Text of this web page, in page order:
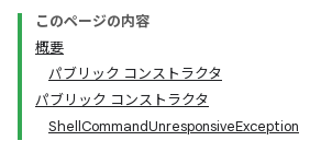
このページの内容
概要
パブリック コンストラクタ
パブリック コンストラクタ
ShellCommandUnresponsiveException